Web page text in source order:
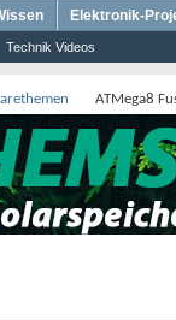
Technik Videos
Elektronik-
ATMega8